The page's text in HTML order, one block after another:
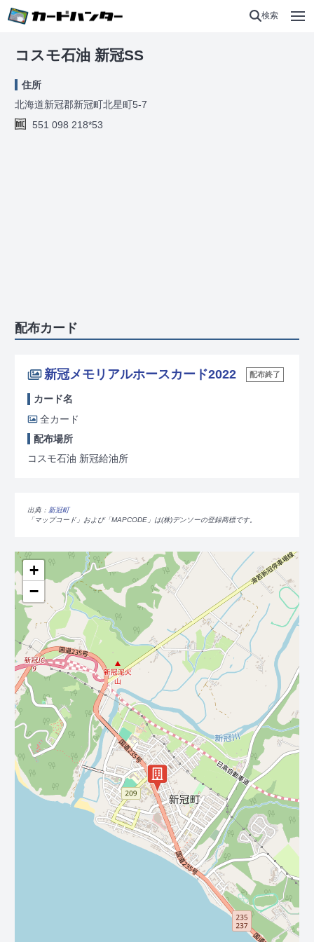
検索
コスモ石油 新冠SS
住所
北海道新冠郡新冠町北星町5-7
551 098 218*53
配布カード
新冠メモリアルホースカード2022 配布終了
カード名
全カード
配布場所
コスモ石油 新冠給油所
出典： 新冠町
「マップコード」および「MAPCODE」は(株)デンソーの登録商標です。
+
−